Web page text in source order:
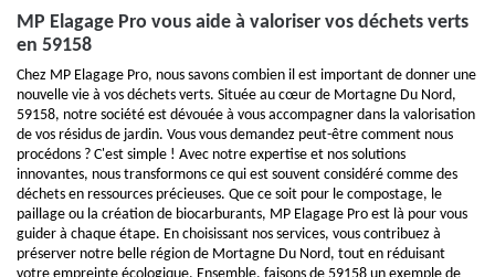
MP Elagage Pro vous aide à valoriser vos déchets verts
en 59158
Chez MP Elagage Pro, nous savons combien il est important de donner une
nouvelle vie à vos déchets verts. Située au cœur de Mortagne Du Nord,
59158, notre société est dévouée à vous accompagner dans la valorisation
de vos résidus de jardin. Vous vous demandez peut-être comment nous
procédons ? C'est simple ! Avec notre expertise et nos solutions
innovantes, nous transformons ce qui est souvent considéré comme des
déchets en ressources précieuses. Que ce soit pour le compostage, le
paillage ou la création de biocarburants, MP Elagage Pro est là pour vous
guider à chaque étape. En choisissant nos services, vous contribuez à
préserver notre belle région de Mortagne Du Nord, tout en réduisant